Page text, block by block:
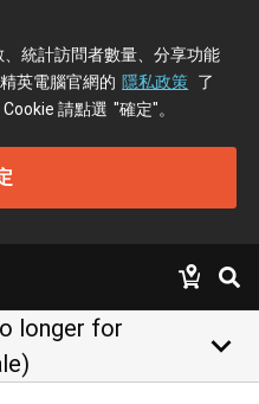
、統計訪問者數量、分享功能
英電腦官網的 隱私政策 了
請點選 "確定"。
longer for
keyboard_arrow_down